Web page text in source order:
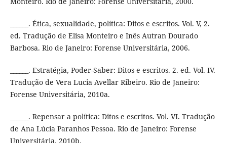
______. Ética, sexualidade, política: Ditos e escritos. Vol. V, 2.
ed. Tradução de Elisa Monteiro e Inês Autran Dourado
Barbosa. Rio de Janeiro: Forense Universitária, 2006.
______. Estratégia, Poder-Saber: Ditos e escritos. 2. ed. Vol. IV.
Tradução de Vera Lucia Avellar Ribeiro. Rio de Janeiro:
Forense Universitária, 2010a.
______. Repensar a política: Ditos e escritos. Vol. VI. Tradução
de Ana Lúcia Paranhos Pessoa. Rio de Janeiro: Forense
Universitária, 2010b.